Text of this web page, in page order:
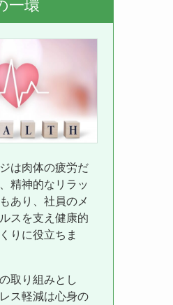
一環
は肉体の疲労だ
精神的なリラッ
あり、社員のメ
スを支え健康的
りに役立ちま
取り組みとし
ス軽減は心身の